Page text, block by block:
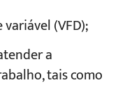
(VFD);
a
tais como